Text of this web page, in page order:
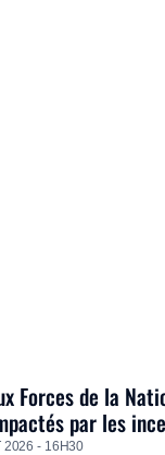
Forces de la
par les
2026 - 16H30